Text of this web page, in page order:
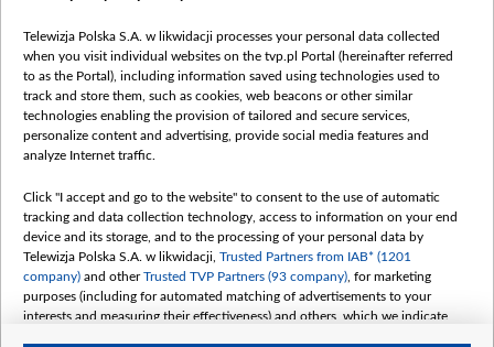
Безопасность
Youtube
Белсат news
Белсат Life
Belsat English
Biełsat PL
Белсат Now
Белсат Shorts
Белсат History
Telewizja Polska S.A. w likwidacji processes your personal data collected
when you visit individual websites on the tvp.pl Portal (hereinafter referred
to as the Portal), including information saved using technologies used to
track and store them, such as cookies, web beacons or other similar
technologies enabling the provision of tailored and secure services,
personalize content and advertising, provide social media features and
analyze Internet traffic.
Click "I accept and go to the website" to consent to the use of automatic
tracking and data collection technology, access to information on your end
device and its storage, and to the processing of your personal data by
Telewizja Polska S.A. w likwidacji, Trusted Partners from IAB* (1201
company) and otherTrusted TVP Partners (93 company) , for marketing
purposes (including for automated matching of advertisements to your
interests and measuring their effectiveness) and others, which we indicate